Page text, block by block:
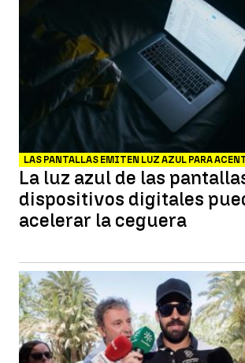
LAS PANTALLAS EMITEN LUZ AZUL PARA
La luz azul de las
dispositivos digitales
acelerar la ceguera